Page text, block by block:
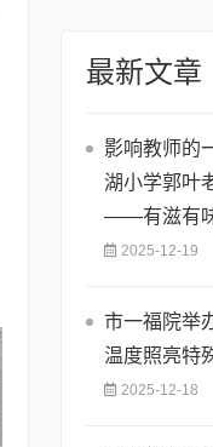
最新文章
影响教师的
湖小学郭叶
——有滋有味
2025-12-19
市一福院举
温度照亮特
2025-12-18